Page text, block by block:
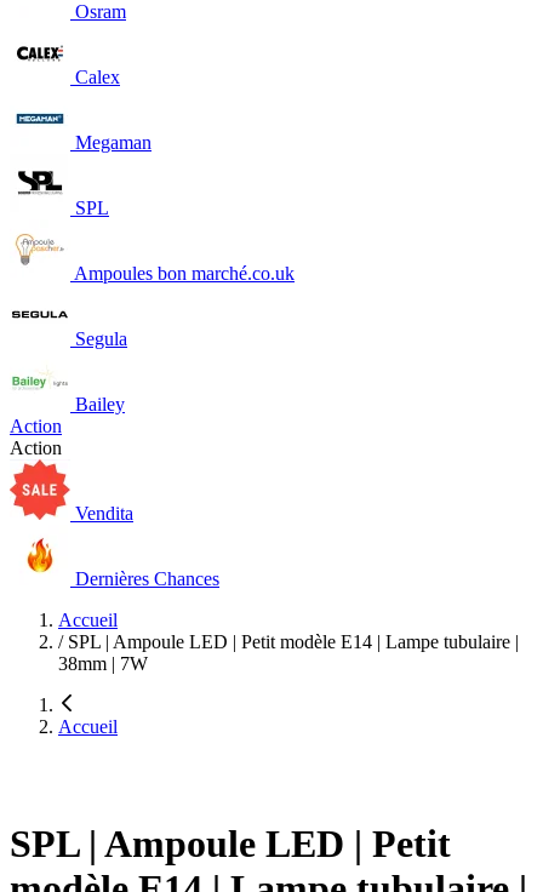
Osram
Calex
Megaman
SPL
Ampoules bon marché.co.uk
Segula
Bailey
Action
Action
Vendita
Dernières Chances
Accueil
/ SPL | Ampoule LED | Petit modèle E14 | Lampe tubulaire |
38mm | 7W
Accueil
SPL | Ampoule LED | Petit